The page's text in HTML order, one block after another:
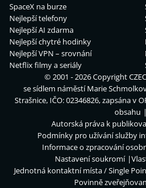
SpaceX na burze
Nejlepší telefony
Nejlepší AI zdarma
Nejlepší chytré hodinky
Nejlepší VPN – srovnání
Netflix filmy a seriály
© 2001 - 2026 Copyright
se sídlem náměstí Marie
Strašnice, IČO: 02346826, zapsána v
obsahu
Autorská práva k
Podmínky pro užívání služby
Informace o zpracování
Nastavení soukromí
Jednotná kontaktní místa / Single
Povinně